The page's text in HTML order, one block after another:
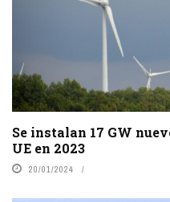
Se instalan 17 GW
UE en 2023
20/01/2024